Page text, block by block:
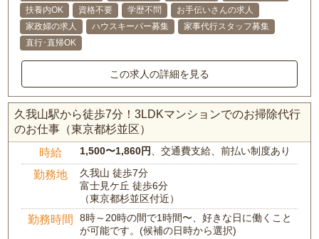
扶養内OK
資格不要 学歴不問
お手伝いさんの求人
家政婦の求人
ハウスキーパー募集
家事代行スタッフ募集
直行･直帰OK
この求人の詳細を見る
久我山駅から徒歩7分！3LDKマンションでのお掃除代行
のお仕事（東京都杉並区）
時給 1,500〜1,860円、交通費支給、前払い制度あり
勤務地
久我山 徒歩7分
富士見ケ丘 徒歩6分
（東京都杉並区付近）
勤務時間
8時～20時の間で1時間〜、好きな日に働くこと
が可能です。(候補の日時から選択)